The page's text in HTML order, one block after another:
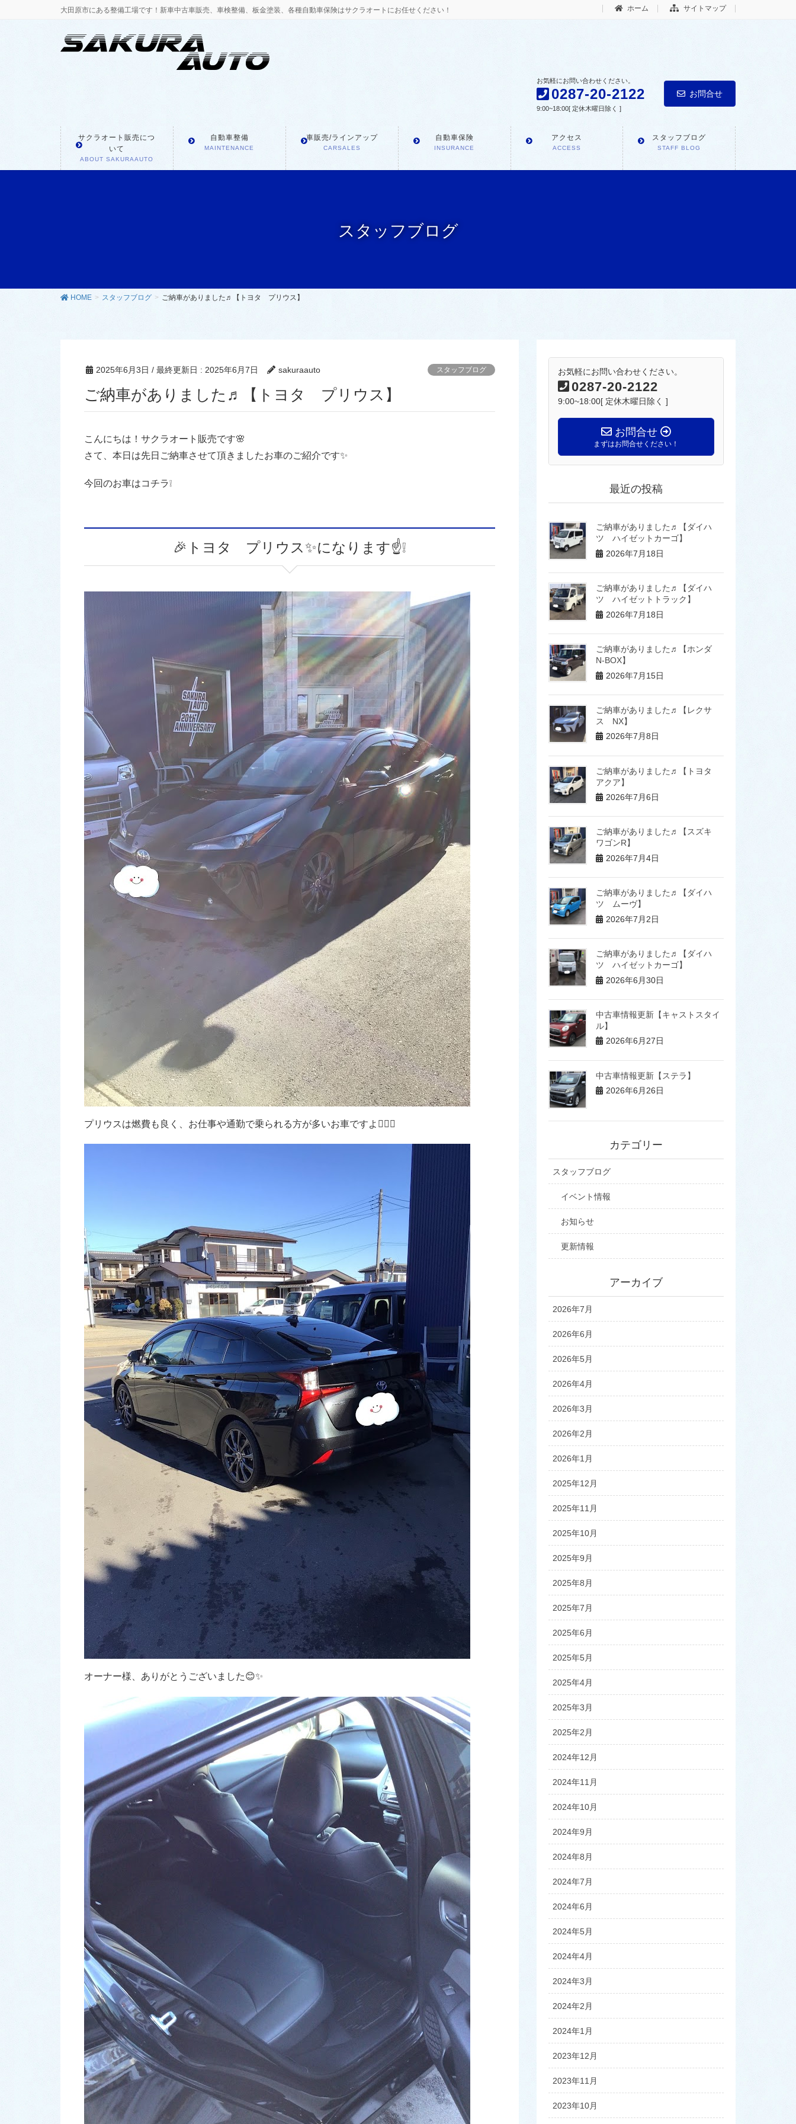
大田原市にある整備工場です！新車中古車販売、車検整備、板金塗装、各種自動車保険はサクラオートにお任せください！ ホーム サイトマップ
お気軽にお問い合わせください。
0287-20-2122
9:00~18:00[ 定休木曜日除く ]
お問合せ
サクラオート販売につ
いて
ABOUT SAKURAAUTO
自動車整備
MAINTENANCE
車販売/ラインアップ
CARSALES
自動車保険
INSURANCE
アクセス
ACCESS
スタッフブログ
STAFF BLOG
スタッフブログ
HOME スタッフブログ ご納車がありました♬【トヨタ プリウス】
2025年6月3日 / 最終更新日 : 2025年6月7日 sakuraauto スタッフブログ
ご納車がありました♬【トヨタ プリウス】
こんにちは！サクラオート販売です🌸
さて、本日は先日ご納車させて頂きましたお車のご紹介です✨
今回のお車はコチラ❕
🎉トヨタ プリウス✨になります☝️❕
プリウスは燃費も良く、お仕事や通勤で乗られる方が多いお車ですよ💁🏻‍♀️
オーナー様、ありがとうございました😊✨
お気軽にお問い合わせください。
0287-20-2122
9:00~18:00[ 定休木曜日除く ]
お問合せ
まずはお問合せください！
最近の投稿
ご納車がありました♬【ダイハ
ツ ハイゼットカーゴ】
2026年7月18日
ご納車がありました♬【ダイハ
ツ ハイゼットトラック】
2026年7月18日
ご納車がありました♬【ホンダ
N-BOX】
2026年7月15日
ご納車がありました♬【レクサ
ス NX】
2026年7月8日
ご納車がありました♬【トヨタ
アクア】
2026年7月6日
ご納車がありました♬【スズキ
ワゴンR】
2026年7月4日
ご納車がありました♬【ダイハ
ツ ムーヴ】
2026年7月2日
ご納車がありました♬【ダイハ
ツ ハイゼットカーゴ】
2026年6月30日
中古車情報更新【キャストスタイ
ル】
2026年6月27日
中古車情報更新【ステラ】
2026年6月26日
カテゴリー
スタッフブログ
イベント情報
お知らせ
更新情報
アーカイブ
2026年7月
2026年6月
2026年5月
2026年4月
2026年3月
2026年2月
2026年1月
2025年12月
2025年11月
2025年10月
2025年9月
2025年8月
2025年7月
2025年6月
2025年5月
2025年4月
2025年3月
2025年2月
2024年12月
2024年11月
2024年10月
2024年9月
2024年8月
2024年7月
2024年6月
2024年5月
2024年4月
2024年3月
2024年2月
2024年1月
2023年12月
2023年11月
2023年10月